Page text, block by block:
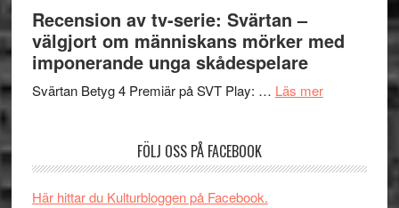
rolig
spännande
Chan
valet
kan
Recension av tv-serie: Svärtan –
välgjort om människans mörker med
imponerande unga skådespelare
Svärtan Betyg 4 Premiär på SVT Play: … Läs merom
serie:
FÖLJ OSS PÅ FACEBOOK
Här hittar du Kulturbloggen på Facebook.